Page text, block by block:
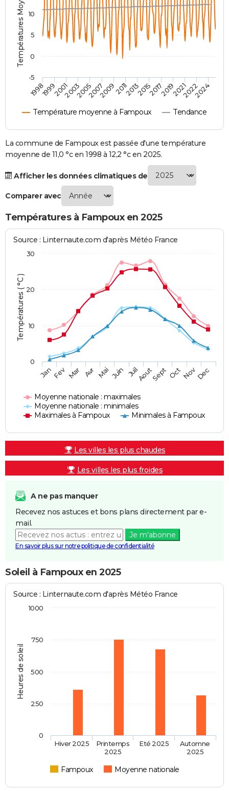
Destinations
City break
Voyage nature
Voyage de noces
Forum
Climat
PHOTO
GUIDES D'ACHAT
BONS PLANS
CARTE DE VOEUX
Carte de Noël
Carte Bonne année
Carte Saint-Valentin
Carte Pâques
Carte d'anniversaire
DICTIONNAIRE
Dictionnaire
Biographies
Citations
Expressions
Proverbes
PROGRAMME TV
S'inscrire
Se connecter
Lycées
Collèges
Primaires
Universités
Entreprises
Service militaire
Avis de recherche
AVIS DE DÉCÈS
FORUM
Bricolage
Lifestyle
Culture
Sport
Auto
Television
Voyage
Cinema
Température moyenne à Fampoux Tendance
199819992001200320052007200920112013201520172019202120222024
-5
0
5
10
La commune de Fampoux est passée d'une température
moyenne de 11,0 °c en 1998 à 12,2 °c en 2025.
Afficher les données climatiques de
Comparer avec
Températures à Fampoux en 2025
Températures ( °C )
Source : Linternaute.com d'après Météo France
Moyenne nationale : maximales
Moyenne nationale : minimales
Maximales à Fampoux
Minimales à Fampoux
JanFev Mar Avr Mai Juin JuilAoutSept OctNovDec
0
10
20
30
Les villes les plus chaudes
Les villes les plus froides
A ne pas manquer
Recevez nos astuces et bons plans directement par e-
mail.
Je m'abonne
En savoir plus sur notre politique de confidentialité
Soleil à Fampoux en 2025
Heures de soleil
Source : Linternaute.com d'après Météo France
Fampoux Moyenne nationale
Hiver 2025
Printemps
2025
Eté 2025
Automne
2025
0
250
500
750
1000